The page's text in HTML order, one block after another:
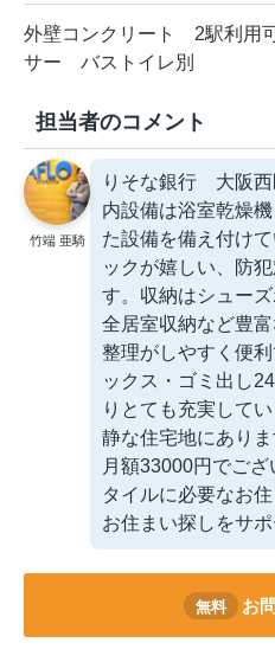
外壁コンクリート 2駅利用
サー
バストイレ別
担当者のコメント
竹端 亜騎
りそな銀行 大阪西
内設備は浴室乾燥
た設備を備え付け
ックが嬉しい、防
す。収納はシュー
全居室収納など豊
整理がしやすく便
ックス・ゴミ出し
りとても充実して
静な住宅地にあり
月額33000円でご
タイルに必要なお
お住まい探しをサ
無料 お